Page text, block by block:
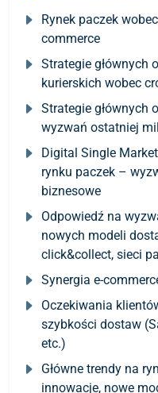
Rynek paczek
commerce
Strategie głównych
kurierskich wobec
Strategie głównych
wyzwań ostatniej
Digital Single
rynku paczek –
biznesowe
Odpowiedź na
nowych modeli
click&collect, sieci
Synergia e-
Oczekiwania
szybkości dostaw
etc.)
Główne trendy na
innowacje, nowe